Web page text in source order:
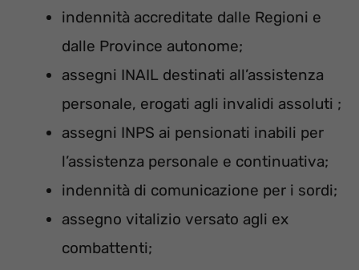
indennità accreditate dalle Regioni e
dalle Province autonome;
assegni INAIL destinati all’assistenza
personale, erogati agli invalidi assoluti ;
assegni INPS ai pensionati inabili per
l’assistenza personale e continuativa;
indennità di comunicazione per i sordi;
assegno vitalizio versato agli ex
combattenti;